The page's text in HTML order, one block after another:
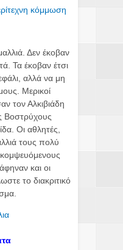
Δεν έκοβαν
Τα έκοβαν έτσι
αλλά να μη
Μερικοί
τον Αλκιβιάδη
Βοστρύχους
Οι αθλητές,
τους πολύ
και οι
το διακριτικό